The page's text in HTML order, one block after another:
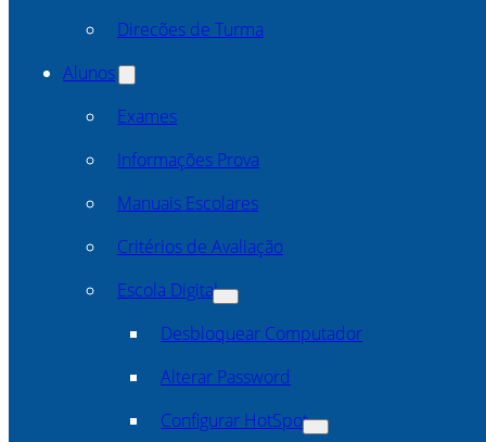
Direcões de Turma
Alunos
Exames
Informações Prova
Manuais Escolares
Critérios de Avaliação
Escola Digital
Desbloquear Computador
Alterar Password
Configurar HotSpot